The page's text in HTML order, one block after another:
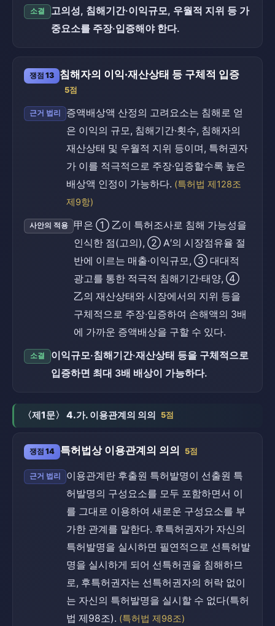
소결
고의성, 침해기간·이익규모, 우월적 지위 등 가
중요소를 주장·입증해야 한다.
쟁점 13 침해자의 이익·재산상태 등 구체적 입증
5점
근거 법리
증액배상액 산정의 고려요소는 침해로 얻
은 이익의 규모, 침해기간·횟수, 침해자의
재산상태 및 우월적 지위 등이며, 특허권자
가 이를 적극적으로 주장·입증할수록 높은
배상액 인정이 가능하다. (특허법 제128조
제9항)
사안의 적용
甲은 ① 乙이 특허조사로 침해 가능성을
인식한 점(고의), ② A′의 시장점유율 절
반에 이르는 매출·이익규모, ③ 대대적
광고를 통한 적극적 침해기간·태양, ④
乙의 재산상태와 시장에서의 지위 등을
구체적으로 주장·입증하여 손해액의 3배
에 가까운 증액배상을 구할 수 있다.
소결
이익규모·침해기간·재산상태 등을 구체적으로
입증하면 최대 3배 배상이 가능하다.
〈제1문〉 4.가. 이용관계의 의의 5점
쟁점 14 특허법상 이용관계의 의의 5점
근거 법리
이용관계란 후출원 특허발명이 선출원 특
허발명의 구성요소를 모두 포함하면서 이
를 그대로 이용하여 새로운 구성요소를 부
가한 관계를 말한다. 후특허권자가 자신의
특허발명을 실시하면 필연적으로 선특허발
명을 실시하게 되어 선특허권을 침해하므
로, 후특허권자는 선특허권자의 허락 없이
는 자신의 특허발명을 실시할 수 없다(특허
법 제98조). (특허법 제98조)